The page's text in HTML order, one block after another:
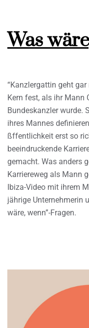
Was
“Kanzlergattin geht gar
Kern fest, als ihr Mann
Bundeskanzler wurde.
ihres Mannes
ßffentlichkeit erst so
beeindruckende
gemacht. Was anders
Karriereweg als Mann
Ibiza-Video mit ihrem
jährige Unternehmerin
wäre, wenn”-Fragen.